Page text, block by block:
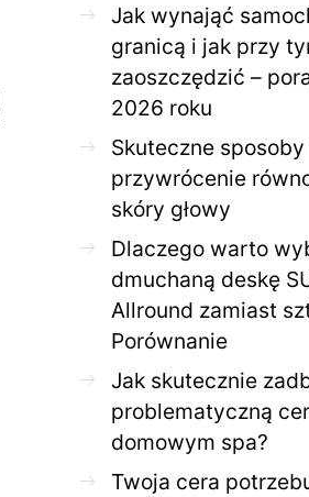
ZDROWE CIAŁO
Jak skutecznie zadbać o
problematyczną cerę w
domowym spa?
28 KWIETNIA 2026
Jak wynająć
granicą i jak przy
zaoszczędzić –
2026 roku
Skuteczne sposoby
przywrócenie
skóry głowy
Dlaczego warto
dmuchaną deskę
Allround zamiast
Porównanie
Jak skutecznie
problematyczną
domowym spa?
Twoja cera